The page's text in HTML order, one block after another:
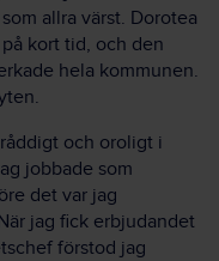
allra värst. Dorotea
kort tid, och den
hela kommunen.
och oroligt i
jobbade som
det var jag
jag fick erbjudandet
förstod jag